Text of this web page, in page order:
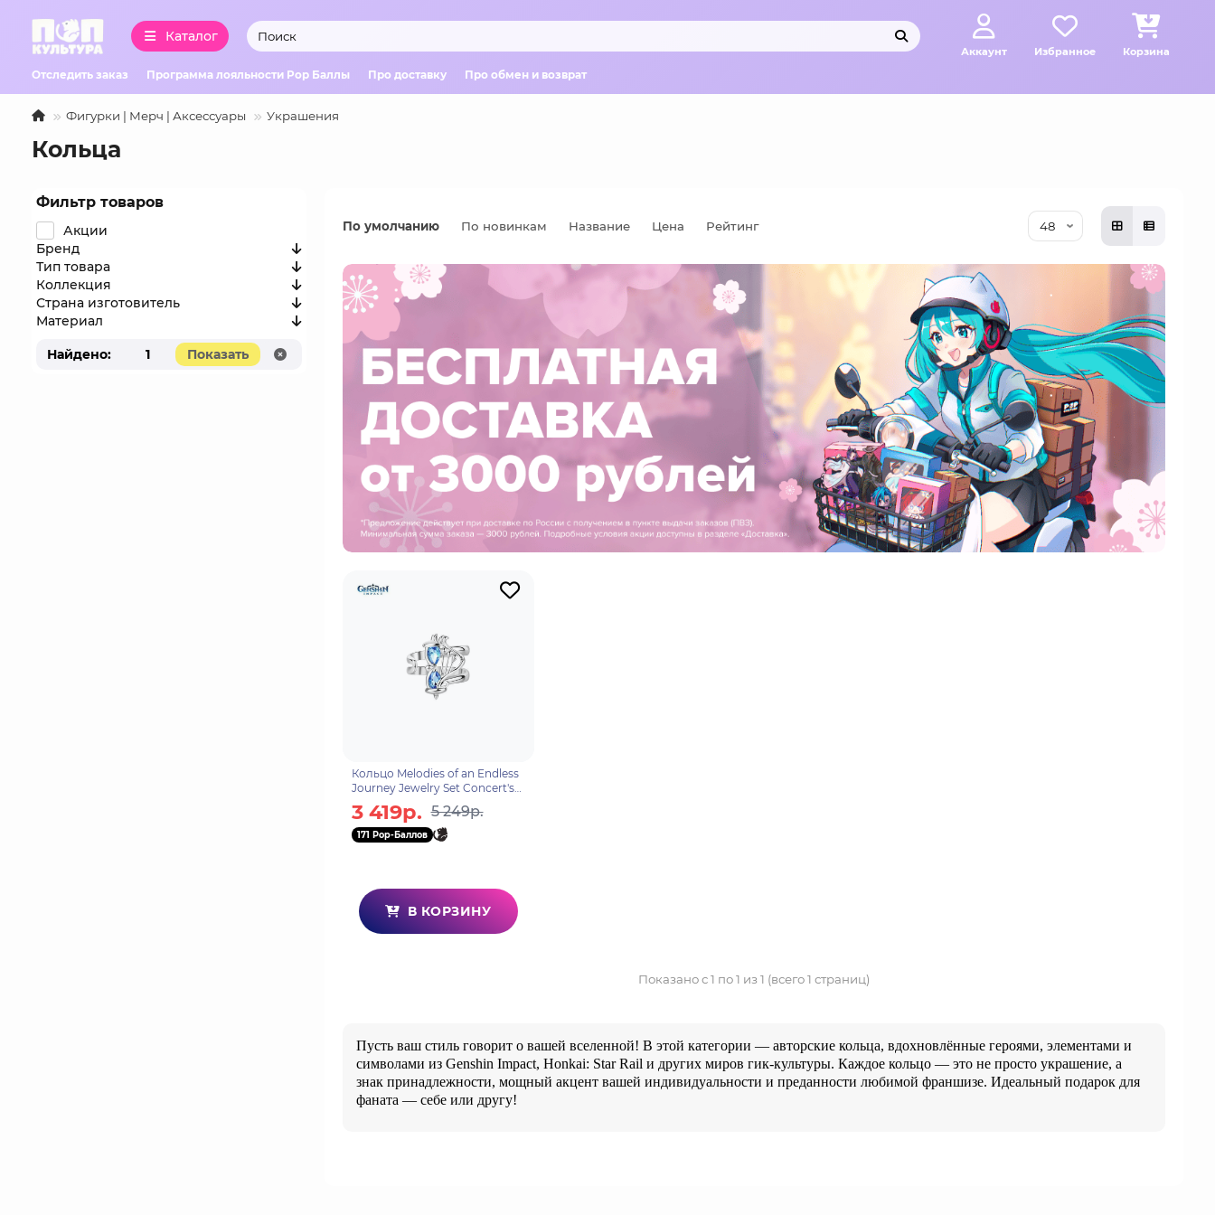
Каталог
Аккаунт Избранное Корзина
Отследить заказ Программа лояльности Pop Баллы Про доставку Про обмен и возврат
Фигурки | Мерч | Аксессуары Украшения
Кольца
Фильтр товаров
Акции
Бренд
Тип товара
Коллекция
Страна изготовитель
Материал
Найдено: 1 Показать
По умолчанию По новинкам Название Цена Рейтинг
Кольцо Melodies of an Endless
Journey Jewelry Set Concert's
Final Hour 6974696610918
3 419р. 5 249р.
171 Pop-Баллов
В КОРЗИНУ
Показано с 1 по 1 из 1 (всего 1 страниц)
Пусть ваш стиль говорит о вашей вселенной! В этой категории — авторские кольца, вдохновлённые героями, элементами и
символами из Genshin Impact, Honkai: Star Rail и других миров гик-культуры. Каждое кольцо — это не просто украшение, а
знак принадлежности, мощный акцент вашей индивидуальности и преданности любимой франшизе. Идеальный подарок для
фаната — себе или другу!